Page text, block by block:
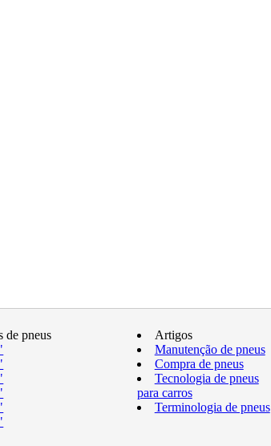
de pneus
Artigos
Manutenção de pneus
Compra de pneus
Tecnologia de pneus
para carros
Terminologia de pneus